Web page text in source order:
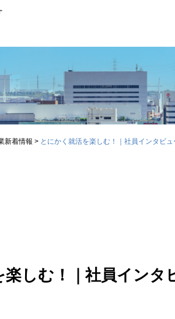
新着情報 > とにかく就活を楽しむ！｜社員インタビュ
しむ！｜社員インタ